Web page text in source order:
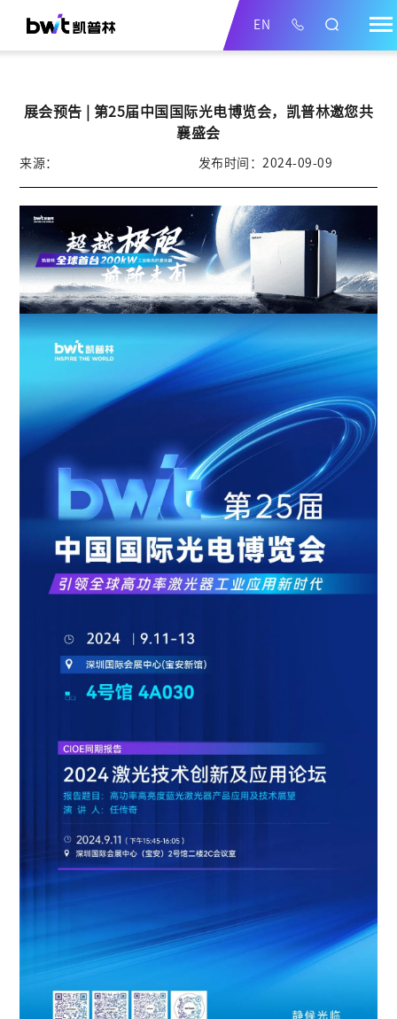
EN
展会预告 | 第25届中国国际光电博览会，凯普林邀您共
襄盛会
来源： 发布时间：2024-09-09